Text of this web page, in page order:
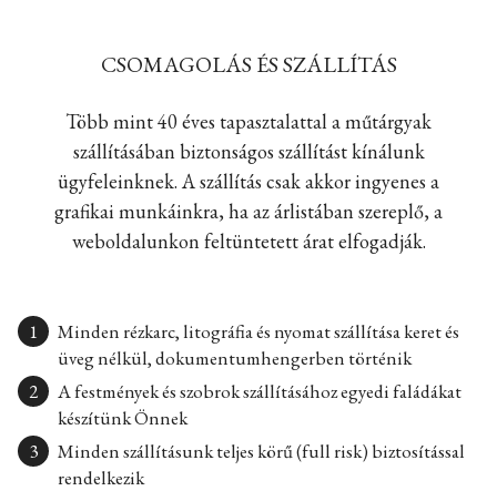
CSOMAGOLÁS ÉS SZÁLLÍTÁS
Több mint 40 éves tapasztalattal a műtárgyak
szállításában biztonságos szállítást kínálunk
ügyfeleinknek. A szállítás csak akkor ingyenes a
grafikai munkáinkra, ha az árlistában szereplő, a
weboldalunkon feltüntetett árat elfogadják.
Minden rézkarc, litográfia és nyomat szállítása keret és
üveg nélkül, dokumentumhengerben történik
A festmények és szobrok szállításához egyedi faládákat
készítünk Önnek
Minden szállításunk teljes körű (full risk) biztosítással
rendelkezik